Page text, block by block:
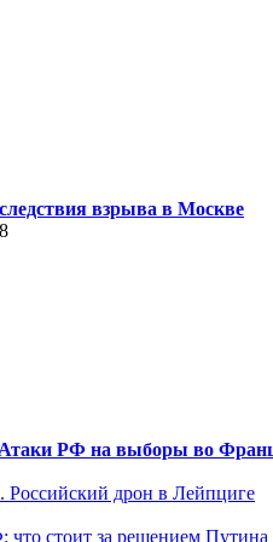
взрыва в Москве
Атаки РФ на выборы во
Российский дрон в Лейпциге
стоит за решением Путина